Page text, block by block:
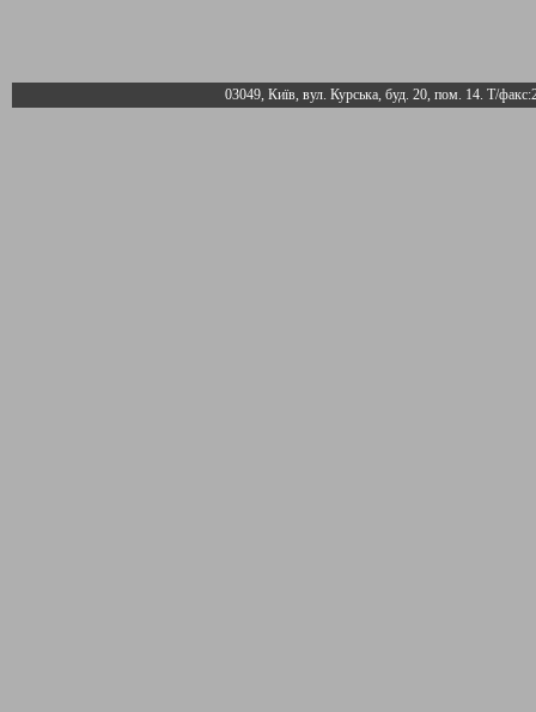
03049, Київ, вул. Курська, буд. 20, пом. 14. Т/